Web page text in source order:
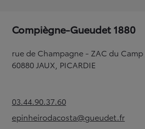
Compiègne-Gueudet 1880
rue de Champagne - ZAC du Camp
60880 JAUX, PICARDIE
03.44.90.37.60(Opens in new tab)
epinheirodacosta@gueudet.fr
(Opens in new tab)